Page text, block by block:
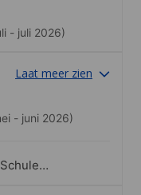
- juli 2026)
Laat meer zien
- juni 2026)